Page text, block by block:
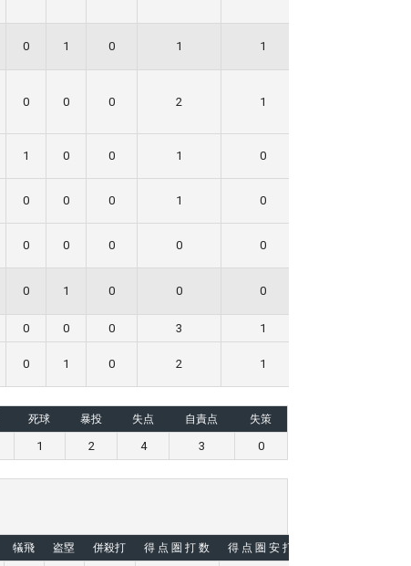
0 1 0 1 1
0 0 0 2 1
1 0 0 1 0
0 0 0 1 0
0 0 0 0 0
0 1 0 0 0
0 0 0 3 1
0 1 0 2 1
死球 暴投 失点 自責点 失策
1 2 4 3 0
犠飛 盗塁 併殺打 得 点 圏 打 数 得 点 圏 安 打